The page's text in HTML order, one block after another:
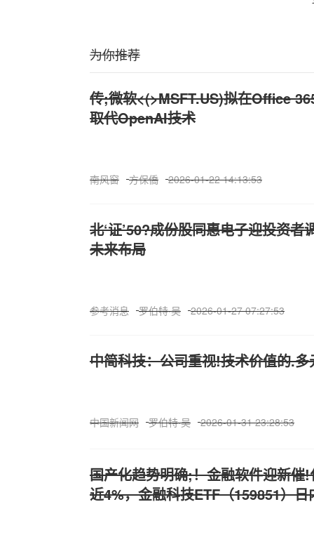
为你推荐
传;微软<(>MSFT.US)拟在Office
取代OpenAI技术
南风窗 方保僑 2026-01-22 14:13:53
北‘证’50?成份股同惠电子迎投资者
未来布局
参考消息 罗伯特·吴 2026-01-27 07:27:53
中简科技：公司重视!技术价值的.多
中国新闻网 罗伯特·吴 2026-01-31 23:28:53
国产化趋势明确;！金融软件迎新催
近4%，金融科技ETF（159851）